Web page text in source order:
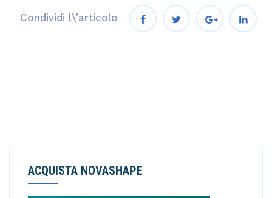
Condividi l\'articolo
ACQUISTA NOVASHAPE